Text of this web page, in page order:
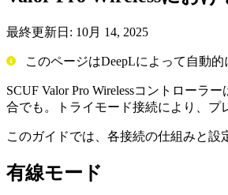
最終更新日: 10月 14, 2025
このページはDeepLによって自動的
SCUF Valor Pro Wirelessコントロー
合でも。トライモード接続により、プ
このガイドでは、各接続の仕組みと設
有線モード